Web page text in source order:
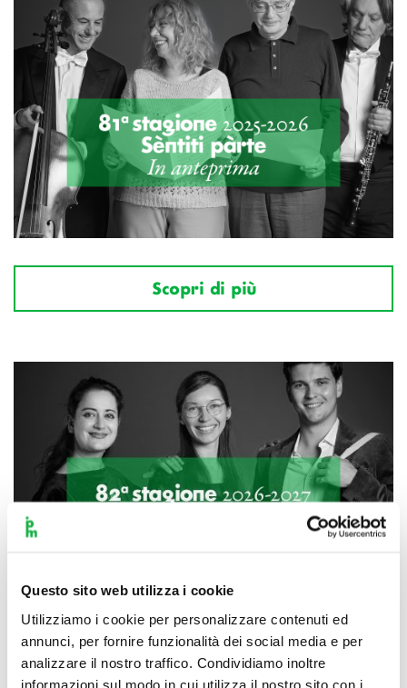
Questo sito web utilizza i cookie
Utilizziamo i cookie per personalizzare contenuti ed
annunci, per fornire funzionalità dei social media e per
analizzare il nostro traffico. Condividiamo inoltre
informazioni sul modo in cui utilizza il nostro sito con i
Scopri di più